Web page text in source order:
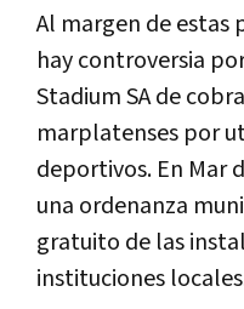
Al margen de
hay controversia
Stadium SA de
marplatenses por
deportivos. En Mar
una ordenanza
gratuito de las
instituciones